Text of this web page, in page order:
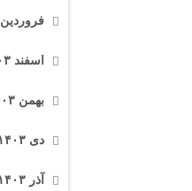
فروردین
اسفند ۱۴۰۳
بهمن ۱۴۰۳
دی ۱۴۰۳
آذر ۱۴۰۳